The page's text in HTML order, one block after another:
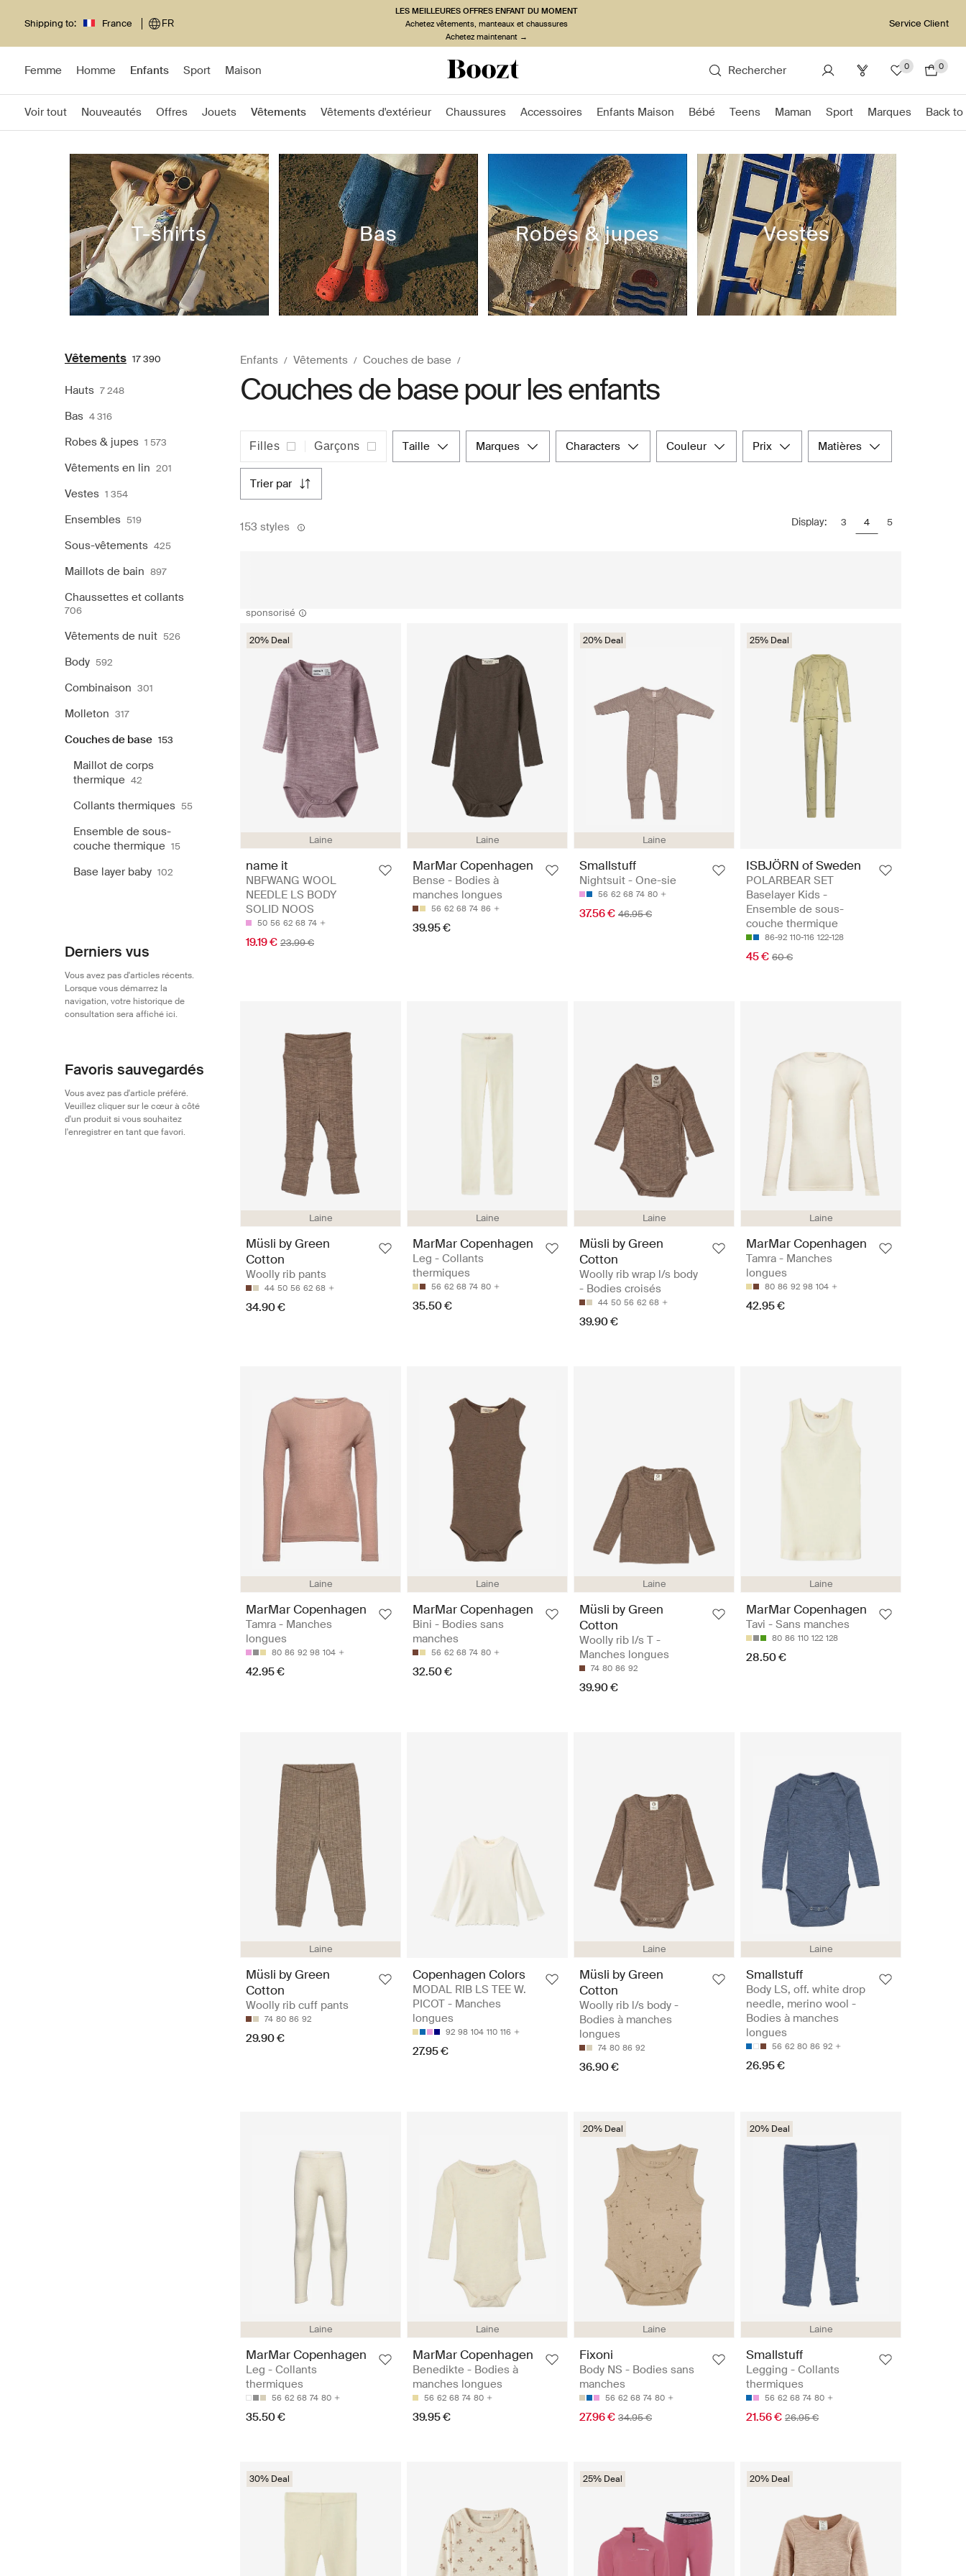
Shipping to: France FR
LES MEILLEURES OFFRES ENFANT DU MOMENT
Achetez vêtements, manteaux et chaussures
Achetez maintenant →
Service Client
Femme Homme Enfants Sport Maison Rechercher 0 0
Voir tout Nouveautés Offres Jouets Vêtements Vêtements d'extérieur Chaussures Accessoires Enfants Maison Bébé Teens Maman Sport Marques Back
T-shirts Bas Robes & jupes Vestes
Vêtements 17 390
Hauts 7 248
Bas 4 316
Robes & jupes 1 573
Vêtements en lin 201
Vestes 1 354
Ensembles 519
Sous-vêtements 425
Maillots de bain 897
Chaussettes et collants
706
Vêtements de nuit 526
Body 592
Combinaison 301
Molleton 317
Couches de base 153
Maillot de corps
thermique 42
Collants thermiques 55
Ensemble de sous-
couche thermique 15
Base layer baby 102
Derniers vus
Vous avez pas d'articles récents.
Lorsque vous démarrez la
navigation, votre historique de
consultation sera affiché ici.
Favoris sauvegardés
Vous avez pas d'article préféré.
Veuillez cliquer sur le cœur à côté
d'un produit si vous souhaitez
l'enregistrer en tant que favori.
Enfants Vêtements Couches de base
Couches de base pour les enfants
Filles Garçons taille marques characters couleur prix matières
trier par
153 styles Display: 3 4 5
sponsorisé
Laine
20% Deal
name it
NBFWANG WOOL
NEEDLE LS BODY
SOLID NOOS
50 56 62 68 74
19.19 € 23.99 €
Laine
MarMar Copenhagen
Bense - Bodies à
manches longues
56 62 68 74 86
39.95 €
Laine
20% Deal
Smallstuff
Nightsuit - One-sie
56 62 68 74 80
37.56 € 46.95 €
25% Deal
ISBJÖRN of Sweden
POLARBEAR SET
Baselayer Kids -
Ensemble de sous-
couche thermique
86-92 110-116 122-128
45 € 60 €
Laine
Müsli by Green
Cotton
Woolly rib pants
44 50 56 62 68
34.90 €
Laine
MarMar Copenhagen
Leg - Collants
thermiques
56 62 68 74 80
35.50 €
Laine
Müsli by Green
Cotton
Woolly rib wrap l/s body
- Bodies croisés
44 50 56 62 68
39.90 €
Laine
MarMar Copenhagen
Tamra - Manches
longues
80 86 92 98 104
42.95 €
Laine
MarMar Copenhagen
Tamra - Manches
longues
80 86 92 98 104
42.95 €
Laine
MarMar Copenhagen
Bini - Bodies sans
manches
56 62 68 74 80
32.50 €
Laine
Müsli by Green
Cotton
Woolly rib l/s T -
Manches longues
74 80 86 92
39.90 €
Laine
MarMar Copenhagen
Tavi - Sans manches
80 86 110 122 128
28.50 €
Laine
Müsli by Green
Cotton
Woolly rib cuff pants
74 80 86 92
29.90 €
Copenhagen Colors
MODAL RIB LS TEE W.
PICOT - Manches
longues
92 98 104 110 116
27.95 €
Laine
Müsli by Green
Cotton
Woolly rib l/s body -
Bodies à manches
longues
74 80 86 92
36.90 €
Laine
Smallstuff
Body LS, off. white drop
needle, merino wool -
Bodies à manches
longues
56 62 80 86 92
26.95 €
Laine
MarMar Copenhagen
Leg - Collants
thermiques
56 62 68 74 80
35.50 €
Laine
MarMar Copenhagen
Benedikte - Bodies à
manches longues
56 62 68 74 80
39.95 €
Laine
20% Deal
Fixoni
Body NS - Bodies sans
manches
56 62 68 74 80
27.96 € 34.95 €
Laine
20% Deal
Smallstuff
Legging - Collants
thermiques
56 62 68 74 80
21.56 € 26.95 €
30% Deal 25% Deal 20% Deal